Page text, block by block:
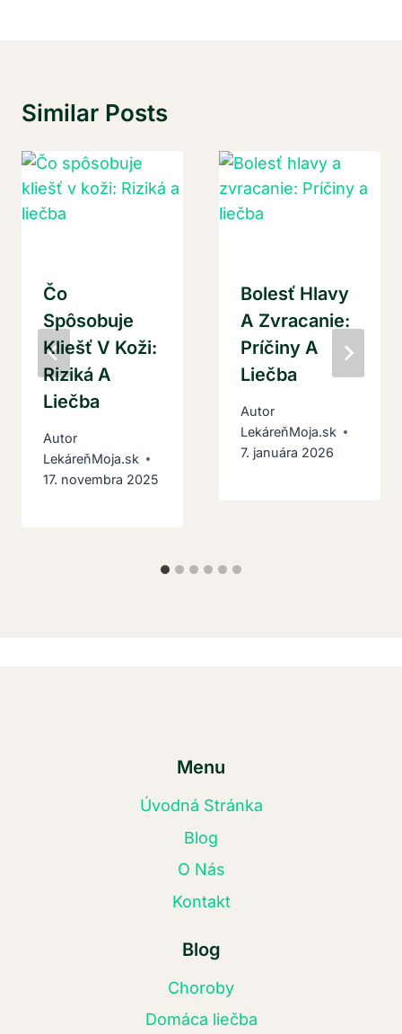
Similar Posts
Čo
Spôsobuje
Kliešť V Koži:
Riziká A
Liečba
Autor
LekáreňMoja.sk
17. novembra 2025
Bolesť Hlavy
A Zvracanie:
Príčiny A
Liečba
Autor
LekáreňMoja.sk
7. januára 2026
Menu
Úvodná Stránka
Blog
O Nás
Kontakt
Blog
Choroby
Domáca liečba